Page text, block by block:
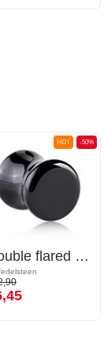
-50%
HOT
Double flared plug (steen)